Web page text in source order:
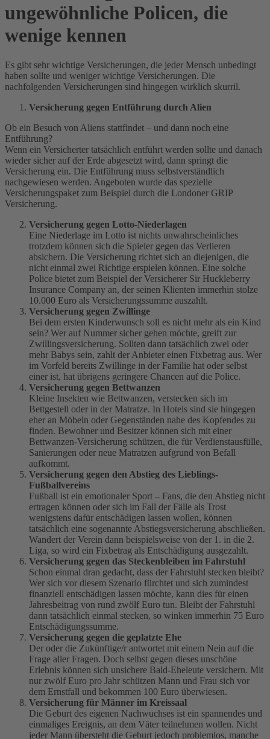
ungewöhnliche Policen, die
wenige kennen
Es gibt sehr wichtige Versicherungen, die jeder Mensch unbedingt
haben sollte und weniger wichtige Versicherungen. Die
nachfolgenden Versicherungen sind hingegen wirklich skurril.
Versicherung gegen Entführung durch Alien
Ob ein Besuch von Aliens stattfindet – und dann noch eine
Entführung?
Wenn ein Versicherter tatsächlich entführt werden sollte und danach
wieder sicher auf der Erde abgesetzt wird, dann springt die
Versicherung ein. Die Entführung muss selbstverständlich
nachgewiesen werden. Angeboten wurde das spezielle
Versicherungspaket zum Beispiel durch die Londoner GRIP
Versicherung.
Versicherung gegen Lotto-Niederlagen
Eine Niederlage im Lotto ist nichts unwahrscheinliches
trotzdem können sich die Spieler gegen das Verlieren
absichern. Die Versicherung richtet sich an diejenigen, die
nicht einmal zwei Richtige erspielen können. Eine solche
Police bietet zum Beispiel der Versicherer Sir Huckleberry
Insurance Company an, der seinen Klienten immerhin stolze
10.000 Euro als Versicherungssumme auszahlt.
Versicherung gegen Zwillinge
Bei dem ersten Kinderwunsch soll es nicht mehr als ein Kind
sein? Wer auf Nummer sicher gehen möchte, greift zur
Zwillingsversicherung. Sollten dann tatsächlich zwei oder
mehr Babys sein, zahlt der Anbieter einen Fixbetrag aus. Wer
im Vorfeld bereits Zwillinge in der Familie hat oder selbst
einer ist, hat übrigens geringere Chancen auf die Police.
Versicherung gegen Bettwanzen
Kleine Insekten wie Bettwanzen, verstecken sich im
Bettgestell oder in der Matratze. In Hotels sind sie hingegen
eher an Möbeln oder Gegenständen nahe des Kopfendes zu
finden. Bewohner und Besitzer können sich mit einer
Bettwanzen-Versicherung schützen, die für Verdienstausfülle,
Sanierungen oder neue Matratzen aufgrund von Befall
aufkommt.
Versicherung gegen den Abstieg des Lieblings-
Fußballvereins
Fußball ist ein emotionaler Sport – Fans, die den Abstieg nicht
ertragen können oder sich im Fall der Fälle als Trost
wenigstens dafür entschädigen lassen wollen, können
tatsächlich eine sogenannte Abstiegsversicherung abschließen.
Wandert der Verein dann beispielsweise von der 1. in die 2.
Liga, so wird ein Fixbetrag als Entschädigung ausgezahlt.
Versicherung gegen das Steckenbleiben im Fahrstuhl
Schon einmal dran gedacht, dass der Fahrstuhl stecken bleibt?
Wer sich vor diesem Szenario fürchtet und sich zumindest
finanziell entschädigen lassen möchte, kann dies für einen
Jahresbeitrag von rund zwölf Euro tun. Bleibt der Fahrstuhl
dann tatsächlich einmal stecken, so winken immerhin 75 Euro
Entschädigungssumme.
Versicherung gegen die geplatzte Ehe
Der oder die Zukünftige/r antwortet mit einem Nein auf die
Frage aller Fragen. Doch selbst gegen dieses unschöne
Erlebnis können sich unsichere Bald-Eheleute versichern. Mit
nur zwölf Euro pro Jahr schützen Mann und Frau sich vor
dem Ernstfall und bekommen 100 Euro überwiesen.
Versicherung für Männer im Kreissaal
Die Geburt des eigenen Nachwuchses ist ein spannendes und
einmaliges Ereignis, an dem Väter teilnehmen wollen. Nicht
jeder Mann übersteht die Geburt jedoch problemlos, manche